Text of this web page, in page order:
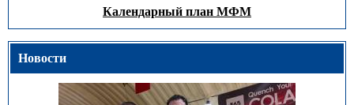
Календарный план МФМ
Новости